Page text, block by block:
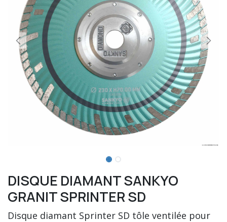
DISQUE DIAMANT SANKYO
GRANIT SPRINTER SD
Disque diamant Sprinter SD tôle ventilée pour